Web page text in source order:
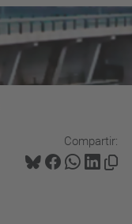
Compartir: